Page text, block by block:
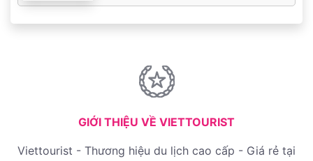
GIỚI THIỆU VỀ VIETTOURIST
Viettourist - Thương hiệu du lịch cao cấp - Giá rẻ tại